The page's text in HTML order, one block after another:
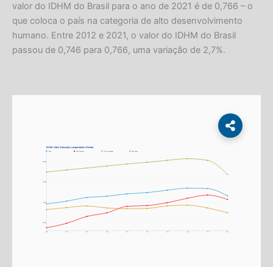
valor do IDHM do Brasil para o ano de 2021 é de 0,766 – o
que coloca o país na categoria de alto desenvolvimento
humano. Entre 2012 e 2021, o valor do IDHM do Brasil
passou de 0,746 para 0,766, uma variação de 2,7%.
IDHM: Total, Educação, Longevidade e Renda
0,700
0,800
0,850
2012 2013 2014 2015 2016 2017 2018 2019 2020 2021
0,700
0,800
0,850
IDHM Educação IDHM Longevidade IDHM Renda